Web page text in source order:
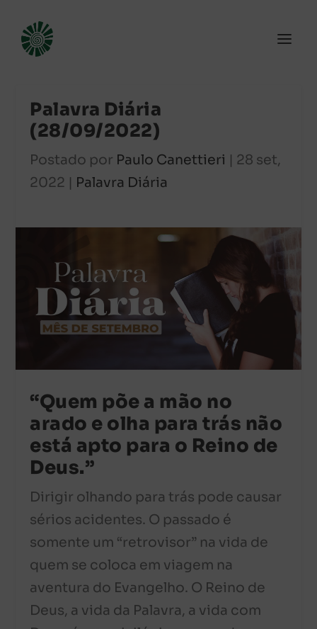
Palavra Diária
(28/09/2022)
Postado por Paulo Canettieri | 28 set,
2022 | Palavra Diária
“Quem põe a mão no
arado e olha para trás não
está apto para o Reino de
Deus.”
Dirigir olhando para trás pode causar
sérios acidentes. O passado é
somente um “retrovisor” na vida de
quem se coloca em viagem na
aventura do Evangelho. O Reino de
Deus, a vida da Palavra, a vida com